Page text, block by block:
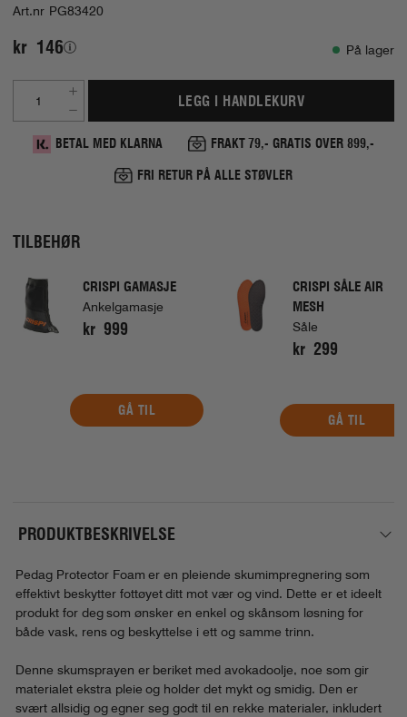
Art.nr PG83420
kr 146 På lager
LEGG I HANDLEKURV
BETAL MED KLARNA FRAKT 79,- GRATIS OVER 899,-
FRI RETUR PÅ ALLE STØVLER
TILBEHØR
CRISPI GAMASJE
Ankelgamasje
kr 999
GÅ TIL
CRISPI SÅLE AIR
MESH
Såle
kr 299
GÅ TIL
PRODUKTBESKRIVELSE
Pedag Protector Foam er en pleiende skumimpregnering som
effektivt beskytter fottøyet ditt mot vær og vind. Dette er et ideelt
produkt for deg som ønsker en enkel og skånsom løsning for
både vask, rens og beskyttelse i ett og samme trinn.
Denne skumsprayen er beriket med avokadoolje, noe som gir
materialet ekstra pleie og holder det mykt og smidig. Den er
svært allsidig og egner seg godt til en rekke materialer, inkludert